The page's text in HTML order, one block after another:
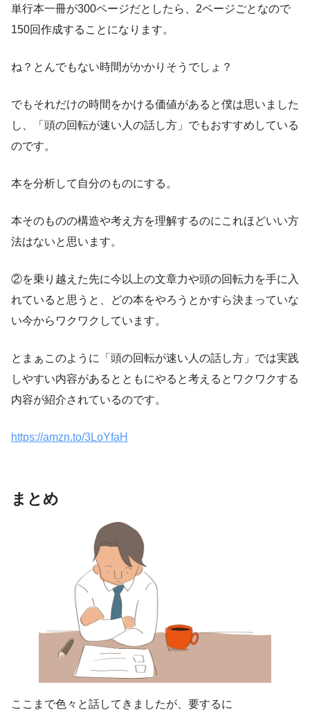
単行本一冊が300ページだとしたら、2ページごとなので
150回作成することになります。
ね？とんでもない時間がかかりそうでしょ？
でもそれだけの時間をかける価値があると僕は思いました
し、「頭の回転が速い人の話し方」でもおすすめしている
のです。
本を分析して自分のものにする 。
本そのものの構造や考え方を理解するのにこれほどいい方
法はないと思います。
②を乗り越えた先に今以上の文章力や頭の回転力を手に入
れていると思うと、どの本をやろうとかすら決まっていな
い今からワクワクしています。
とまぁこのように「頭の回転が速い人の話し方」では実践
しやすい内容があるとともにやると考えるとワクワクする
内容が紹介されているのです。
https://amzn.to/3LoYfaH
まとめ
ここまで色々と話してきましたが、要するに